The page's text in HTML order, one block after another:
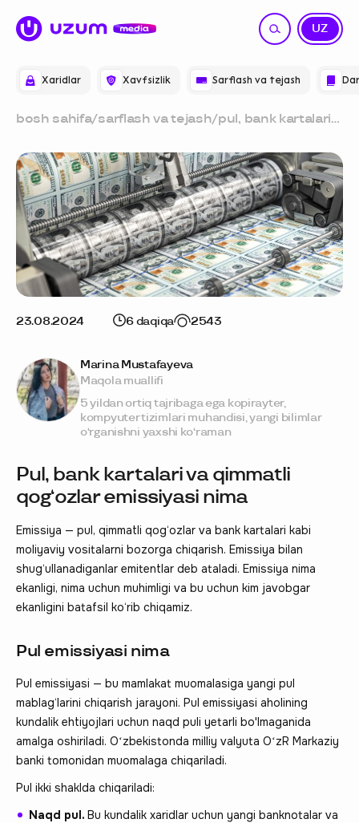
Xaridlar Xavfsizlik Sarflash va tejash
UZ
RU
bosh sahifa/sarflash va tejash/pul, bank kartalari
qog‘ozlar
emissiyasi nima
23.08.2024 6 daqiqa 2543
Pul, bank kartalari va qimmatli
qog‘ozlar emissiyasi nima
Emissiya — pul, qimmatli qog‘ozlar va bank kartalari kabi
moliyaviy vositalarni bozorga chiqarish. Emissiya bilan
shug‘ullanadiganlar emitentlar deb ataladi. Emissiya nima
ekanligi, nima uchun muhimligi va bu uchun kim javobgar
ekanligini batafsil ko‘rib chiqamiz.
Pul emissiyasi nima
Pul emissiyasi — bu mamlakat muomalasiga yangi pul
mablag‘larini chiqarish jarayoni. Pul emissiyasi aholining
kundalik ehtiyojlari uchun naqd puli yetarli bo'lmaganida
amalga oshiriladi. Oʻzbekistonda milliy valyuta OʻzR Markaziy
banki tomonidan muomalaga chiqariladi.
Pul ikki shaklda chiqariladi:
Naqd pul. Bu kundalik xaridlar uchun yangi banknotalar va
Marina Mustafayeva
Maqola muallifi
5 yildan ortiq tajribaga ega kopirayter,
kompyuter tizimlari muhandisi, yangi bilimlar
o‘rganishni yaxshi ko‘raman